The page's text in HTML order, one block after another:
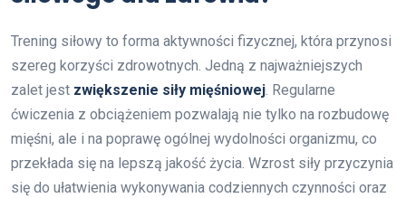
Trening siłowy to forma aktywności fizycznej, która przynosi
szereg korzyści zdrowotnych. Jedną z najważniejszych
zalet jest zwiększenie siły mięśniowej. Regularne
ćwiczenia z obciążeniem pozwalają nie tylko na rozbudowę
mięśni, ale i na poprawę ogólnej wydolności organizmu, co
przekłada się na lepszą jakość życia. Wzrost siły przyczynia
się do ułatwienia wykonywania codziennych czynności oraz